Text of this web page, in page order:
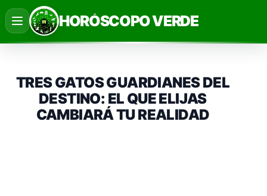
Saltar
al
contenido
HORÓSCOPO VERDE
TRES GATOS GUARDIANES DEL
DESTINO: EL QUE ELIJAS
CAMBIARÁ TU REALIDAD